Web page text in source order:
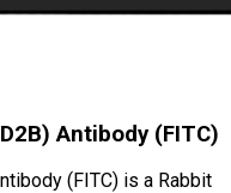
Antibody (FITC)
(FITC) is a Rabbit